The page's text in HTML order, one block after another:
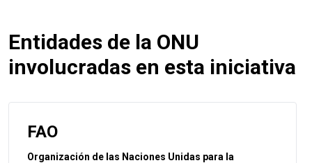
Entidades de la ONU
involucradas en esta iniciativa
FAO
Organización de las Naciones Unidas para la